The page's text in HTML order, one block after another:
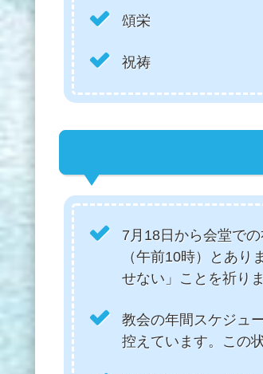
頌栄
祝祷
7月18日から会堂で
（午前10時）とあ
せない」ことを祈り
教会の年間スケジュ
控えています。この